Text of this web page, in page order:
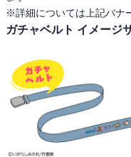
※詳細については上記バナ
ガチャベルト イメージ